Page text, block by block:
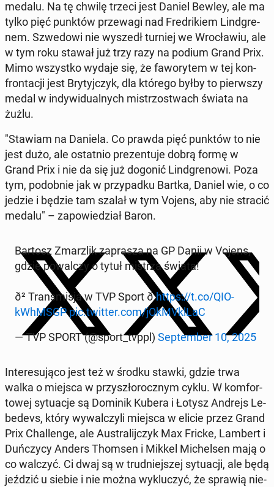
medalu. Na tę chwilę trzeci jest Daniel Bewley, ale ma
tylko pięć punktów prze­wa­gi nad Fre­dri­kiem Lind­gre­
nem. Szwe­do­wi nie wyszedł turniej we Wro­cła­wiu, ale
w tym roku stawał już trzy razy na podium Grand Prix.
Mimo wszyst­ko wydaje się, że fa­wo­ry­tem w tej kon­
fron­ta­cji jest Bry­tyj­czyk, dla którego byłby to pierw­szy
medal w in­dy­wi­du­al­nych mi­strzo­stwach świata na
żużlu.
"Stawiam na Daniela. Co prawda pięć punktów to nie
jest dużo, ale ostat­nio pre­zen­tu­je dobrą formę w
Grand Prix i nie da się już dogonić Lind­gre­no­wi. Poza
tym, po­dob­nie jak w przy­pad­ku Bartka, Daniel wie, o co
jedzie i będzie tam szalał w tym Vojens, aby nie stracić
medalu" – za­po­wie­dział Baron.
Bartosz Zmar­z­lik za­pra­sza na GP Danii w Vojens,
gdzie po­wal­czy o tytuł mistrza świata!
ð² Trans­mi­sja w TVP Sport ðhttps://t.co/QIO­
kWhMSGP pic.twitter.com/jOk­MVkl­LaC
— TVP SPORT (@sport_tvppl) Sep­tem­ber 10, 2025
In­te­re­su­ją­co jest też w środku stawki, gdzie trwa
walka o miejsca w przy­szło­rocz­nym cyklu. W kom­for­
to­wej sy­tu­acje są Dominik Kubera i Łotysz Andrejs Le­
be­devs, który wy­wal­czy­li miejsca w elicie przez Grand
Prix Chal­len­ge, ale Au­stra­lij­czyk Max Fricke, Lambert i
Duń­czy­cy Anders Thomsen i Mikkel Mi­chel­sen mają o
co walczyć. Ci dwaj są w trud­niej­szej sy­tu­acji, ale będą
jeździć u siebie i nie można wy­klu­czyć, że sprawią nie­